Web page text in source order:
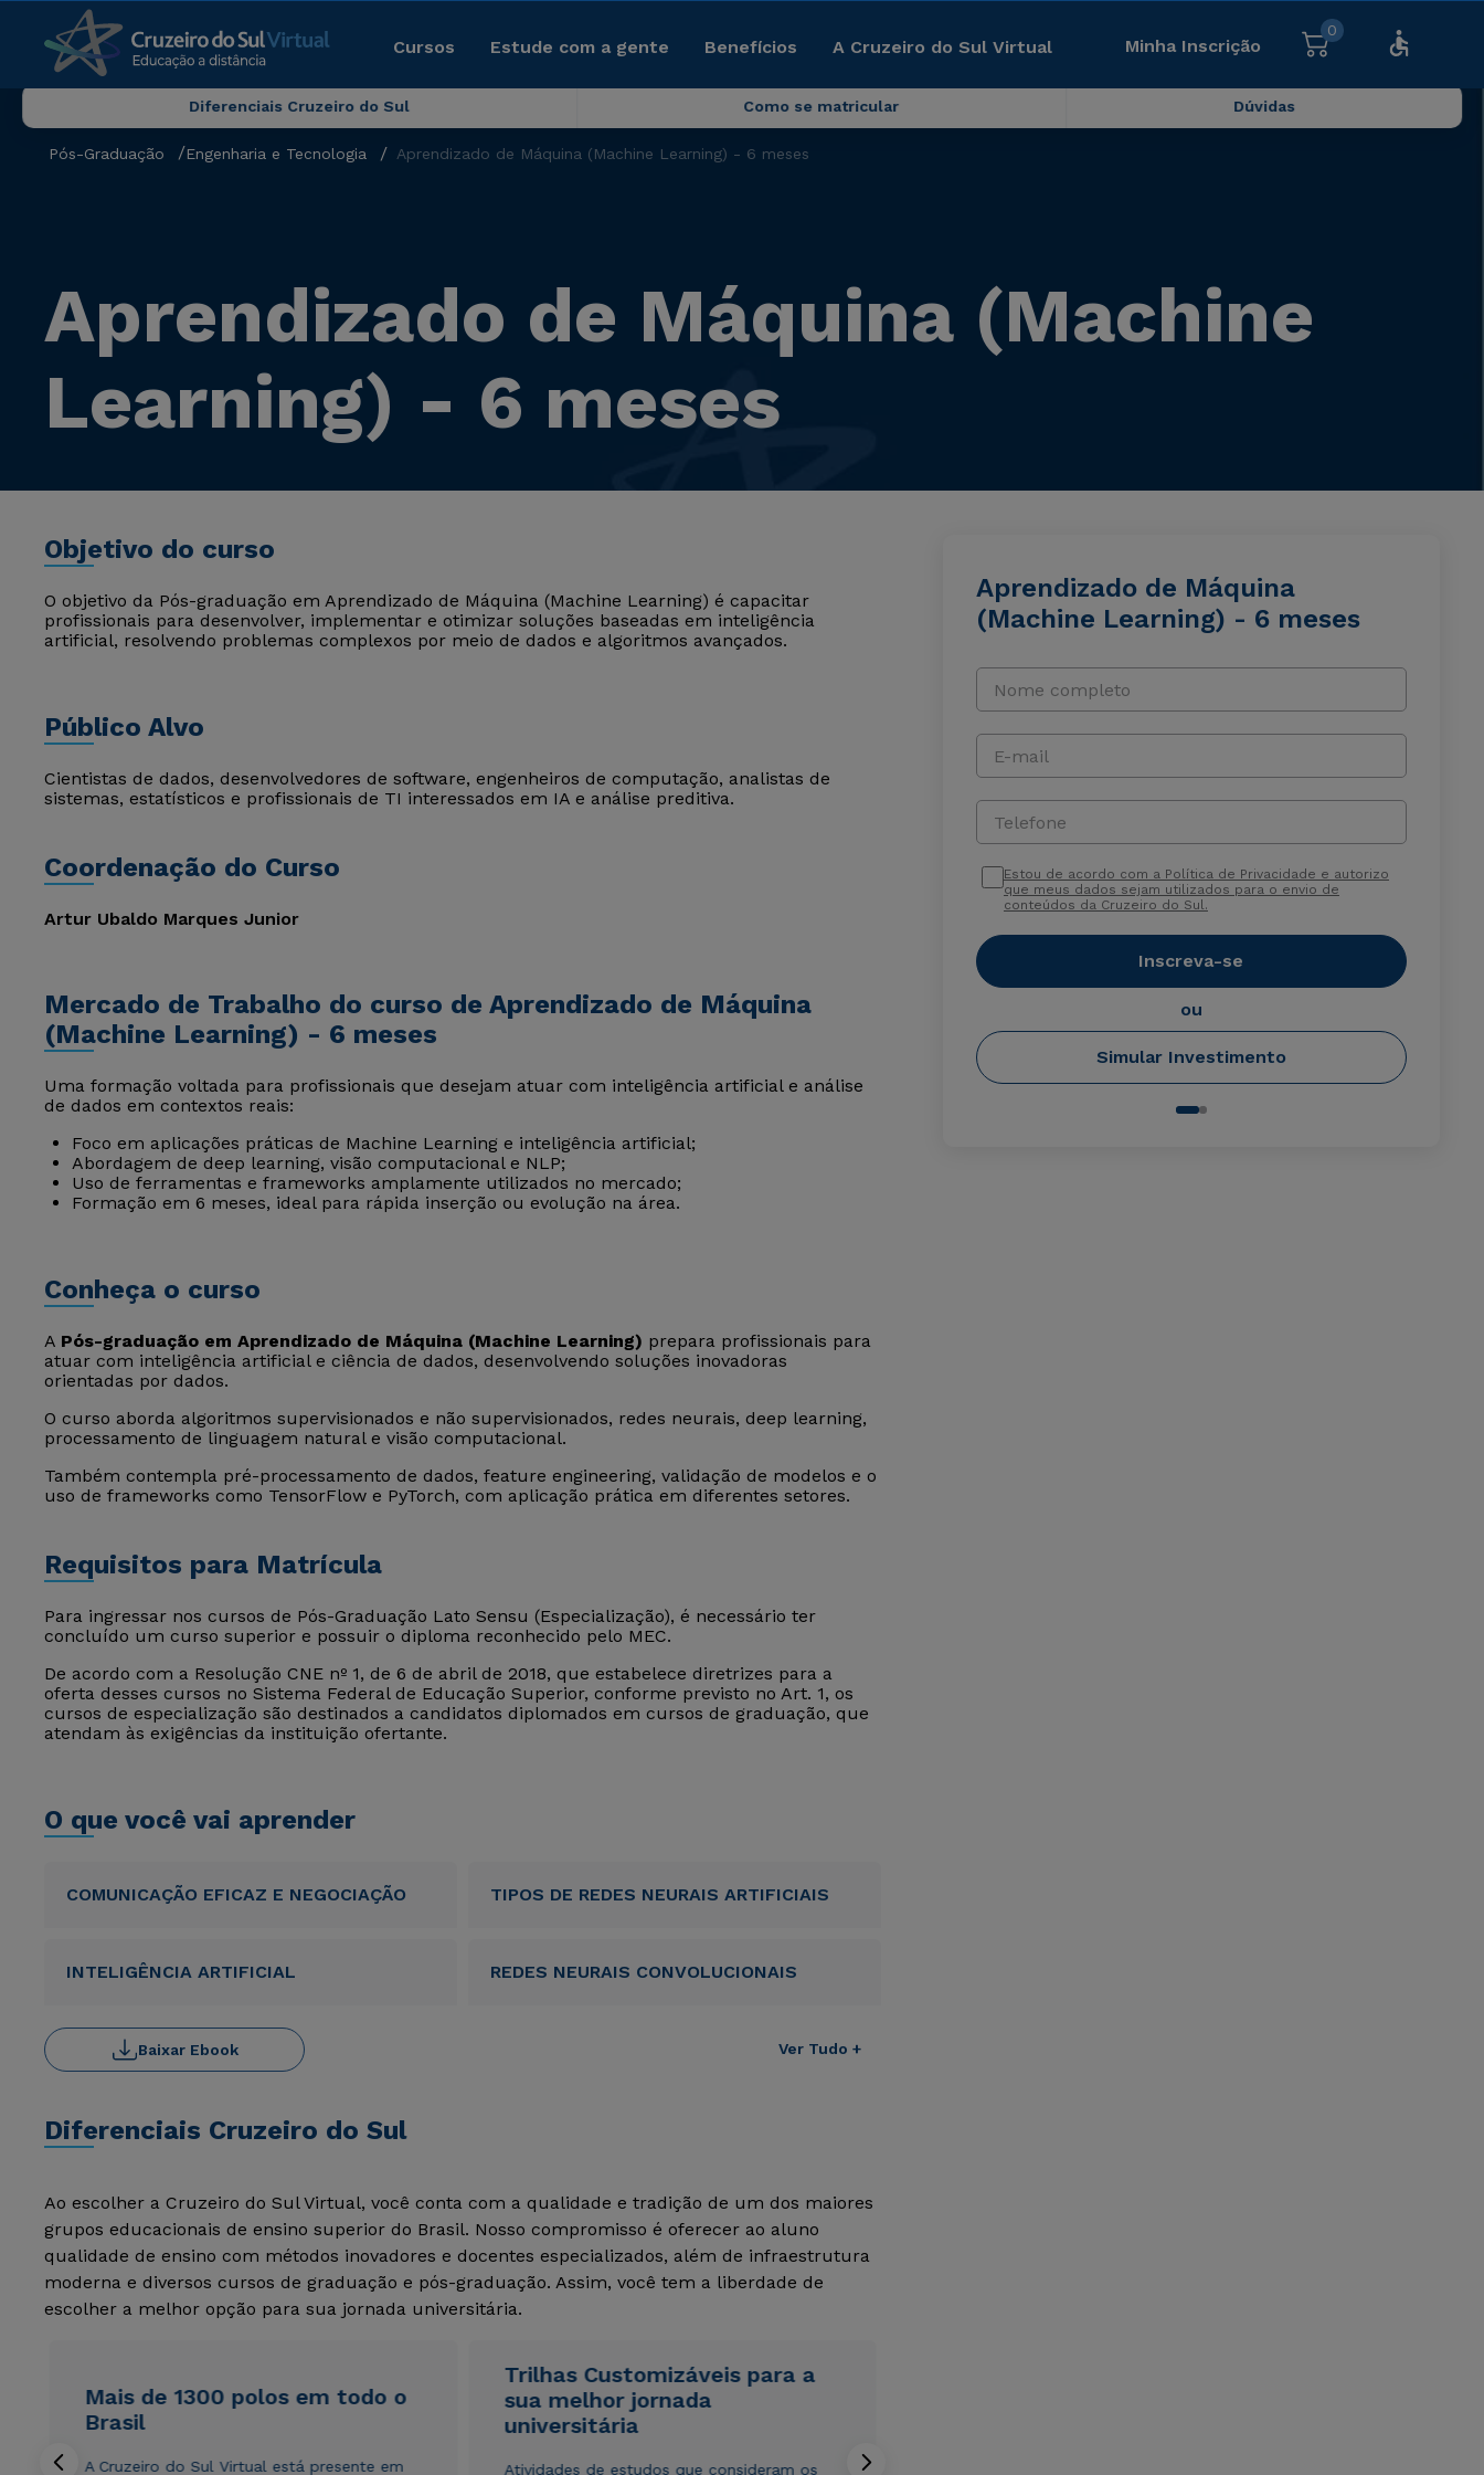
Cursos Estude com a gente Benefícios A Cruzeiro do Sul Virtual Minha Inscrição
0
Diferenciais Cruzeiro do Sul Como se matricular Dúvidas
Pós-Graduação Engenharia e Tecnologia Aprendizado de Máquina (Machine Learning) - 6 meses
Aprendizado de Máquina (Machine
Learning) - 6 meses
Objetivo do curso
O objetivo da Pós-graduação em Aprendizado de Máquina (Machine Learning) é capacitar
profissionais para desenvolver, implementar e otimizar soluções baseadas em inteligência
artificial, resolvendo problemas complexos por meio de dados e algoritmos avançados.
Público Alvo
Cientistas de dados, desenvolvedores de software, engenheiros de computação, analistas de
sistemas, estatísticos e profissionais de TI interessados em IA e análise preditiva.
Coordenação do Curso
Artur Ubaldo Marques Junior
Mercado de Trabalho do curso de Aprendizado de Máquina
(Machine Learning) - 6 meses
Uma formação voltada para profissionais que desejam atuar com inteligência artificial e análise
de dados em contextos reais:
Foco em aplicações práticas de Machine Learning e inteligência artificial;
Abordagem de deep learning, visão computacional e NLP;
Uso de ferramentas e frameworks amplamente utilizados no mercado;
Formação em 6 meses, ideal para rápida inserção ou evolução na área.
Conheça o curso
A Pós-graduação em Aprendizado de Máquina (Machine Learning) prepara profissionais para
atuar com inteligência artificial e ciência de dados, desenvolvendo soluções inovadoras
orientadas por dados.
O curso aborda algoritmos supervisionados e não supervisionados, redes neurais, deep learning,
processamento de linguagem natural e visão computacional.
Também contempla pré-processamento de dados, feature engineering, validação de modelos e o
uso de frameworks como TensorFlow e PyTorch, com aplicação prática em diferentes setores.
Requisitos para Matrícula
Para ingressar nos cursos de Pós-Graduação Lato Sensu (Especialização), é necessário ter
concluído um curso superior e possuir o diploma reconhecido pelo MEC.
De acordo com a Resolução CNE nº 1, de 6 de abril de 2018, que estabelece diretrizes para a
oferta desses cursos no Sistema Federal de Educação Superior, conforme previsto no Art. 1, os
cursos de especialização são destinados a candidatos diplomados em cursos de graduação, que
atendam às exigências da instituição ofertante.
O que você vai aprender
COMUNICAÇÃO EFICAZ E NEGOCIAÇÃO TIPOS DE REDES NEURAIS ARTIFICIAIS
INTELIGÊNCIA ARTIFICIAL REDES NEURAIS CONVOLUCIONAIS
Ver Tudo +
Baixar Ebook
Diferenciais Cruzeiro do Sul
Ao escolher a Cruzeiro do Sul Virtual, você conta com a qualidade e tradição de um dos maiores
grupos educacionais de ensino superior do Brasil. Nosso compromisso é oferecer ao aluno
qualidade de ensino com métodos inovadores e docentes especializados, além de infraestrutura
moderna e diversos cursos de graduação e pós-graduação. Assim, você tem a liberdade de
escolher a melhor opção para sua jornada universitária.
Mais de 1300 polos em todo o
Brasil
A Cruzeiro do Sul Virtual está presente em
Trilhas Customizáveis para a
sua melhor jornada
universitária
Atividades de estudos que consideram os
Aprendizado de Máquina
(Machine Learning) - 6 meses
Nome completo
E-mail
Telefone
Estou de acordo com a Política de Privacidade e autorizo
que meus dados sejam utilizados para o envio de
conteúdos da Cruzeiro do Sul.
Inscreva-se
ou
Simular Investimento